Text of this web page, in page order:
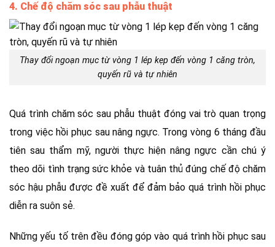
4. Chế độ chăm sóc sau phẫu thuật
Thay đổi ngoạn mục từ vòng 1 lép kẹp đến vòng 1 căng tròn,
quyến rũ và tự nhiên
Quá trình chăm sóc sau phẫu thuật đóng vai trò quan trọng
trong việc hồi phục sau nâng ngực. Trong vòng 6 tháng đầu
tiên sau thẩm mỹ, người thực hiện nâng ngực cần chú ý
theo dõi tình trạng sức khỏe và tuân thủ đúng chế độ chăm
sóc hậu phẫu được đề xuất để đảm bảo quá trình hồi phục
diễn ra suôn sẻ.
Những yếu tố trên đều đóng góp vào quá trình hồi phục sau